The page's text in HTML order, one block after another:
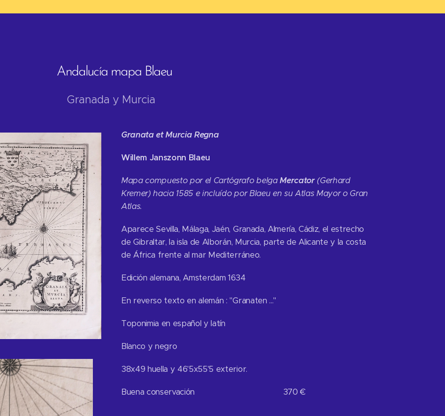
Andalucía mapa Blaeu
Granada y Murcia
Granata et Murcia Regna
Willem Janszonn Blaeu
Mapa compuesto por el Cartógrafo belgaMercator(Gerhard
Kremer) hacia 1585 e incluído por Blaeu en su Atlas Mayor o Gran
Atlas.
Aparece Sevilla, Málaga, Jaén, Granada, Almería, Cádiz, el estrecho
de Gibraltar, la isla de Alborán, Murcia, parte de Alicante y la costa
de África frente al mar Mediterráneo.
Edición alemana, Amsterdam 1634
En reverso texto en alemán : "Granaten ..."
Toponimia en español y latín
Blanco y negro
38x49 huella y 46'5x55'5 exterior.
Buena conservación 370 €